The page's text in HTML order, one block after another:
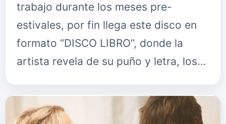
trabajo durante los meses pre-
estivales, por fin llega este disco en
formato “DISCO LIBRO”, donde la
artista revela de su puño y letra, los…